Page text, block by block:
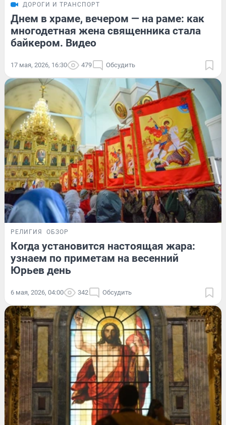
ДОРОГИ И ТРАНСПОРТ
Днем в храме, вечером — на раме: как
многодетная жена священника стала
байкером. Видео
17 мая, 2026, 16:30 479 Обсудить
РЕЛИГИЯ ОБЗОР
Когда установится настоящая жара:
узнаем по приметам на весенний
Юрьев день
6 мая, 2026, 04:00 342 Обсудить